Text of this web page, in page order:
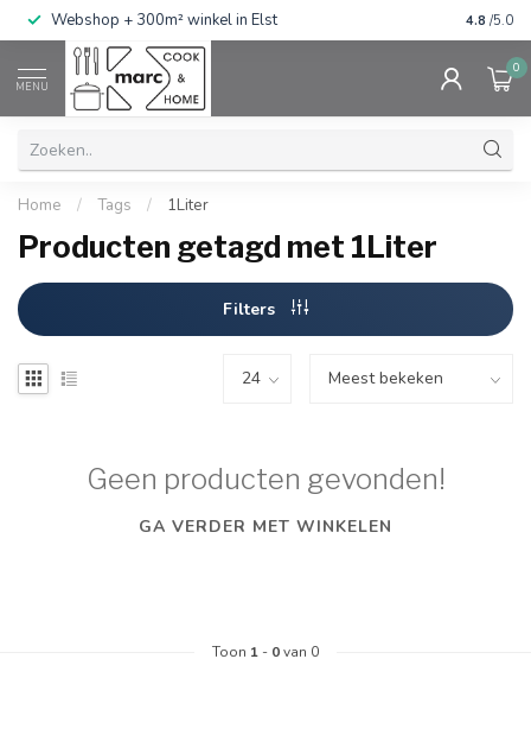
Webshop + 300m² winkel in Elst Gratis
4.8 /5.0
MENU
0
Home / Tags / 1Liter
Producten getagd met 1Liter
Filters
Geen producten gevonden!
GA VERDER MET WINKELEN
Toon 1 - 0van 0